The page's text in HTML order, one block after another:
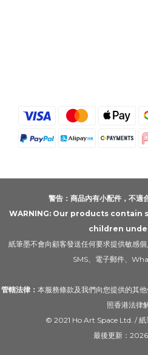
警告：商品內有小配件，不適
WARNING: Our products
children
紙筆墨不會向顧客發送任何要求提供敏感
SMS、電子郵件、
管轄法律： 本服務條款及我們向您提供的其
照香港法律
© 2021 Ho Art Space Ltd. /
最後更新：